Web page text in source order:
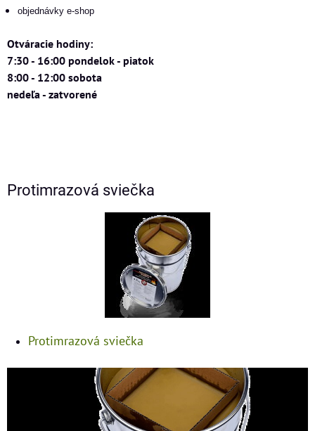
objednávky e-shop
Otváracie hodiny:
7:30 - 16:00 pondelok - piatok
8:00 - 12:00 sobota
nedeľa - zatvorené
Protimrazová sviečka
Protimrazová sviečka